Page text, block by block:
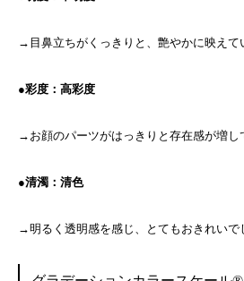
→目鼻立ちがくっきりと、艶やかに映えて
●彩度：高彩度
→お顔のパーツがはっきりと存在感が増し
●清濁：清色
→明るく透明感を感じ、とてもおきれいで